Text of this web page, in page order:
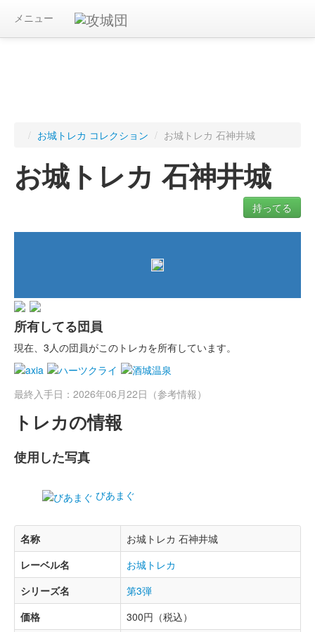
メニュー
/ お城トレカ コレクション / お城トレカ 石神井城
お城トレカ 石神井城
持ってる
所有してる団員
現在、3人の団員がこのトレカを所有しています。
最終入手日：2026年06月22日（参考情報）
トレカの情報
使用した写真
びあまぐ
名称
お城トレカ 石神井城
レーベル名
お城トレカ
シリーズ名
第3弾
価格
300円（税込）